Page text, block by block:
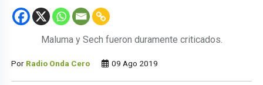
Maluma y Sech fueron duramente criticados.
Por Radio Onda Cero 09 Ago 2019